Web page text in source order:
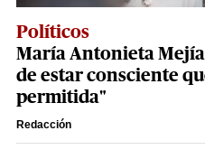
Políticos
María Antonieta Mejía
de estar consciente
permitida"
Redacción